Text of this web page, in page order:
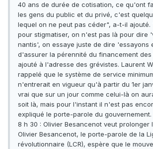
40 ans de durée de cotisation, ce qu'ont
les gens du public et du privé, c'est
lequel on ne peut pas céder", a-t-il ajouté.
pour stigmatiser, on n'est pas là pour dire
nantis', on essaye juste de dire 'essayons
d'assurer la pérennité du financement
ajouté à l'adresse des grévistes. Laurent
rappelé que le système de service
n'entrerait en vigueur qu'à partir du 1er
vrai que sur un jour comme celui-là on
soit là, mais pour l'instant il n'est pas
expliqué le porte-parole du gouvernement.
8 h 30 : Olivier Besancenot veut prolonger
Olivier Besancenot, le porte-parole de la
révolutionnaire (LCR), espère que le